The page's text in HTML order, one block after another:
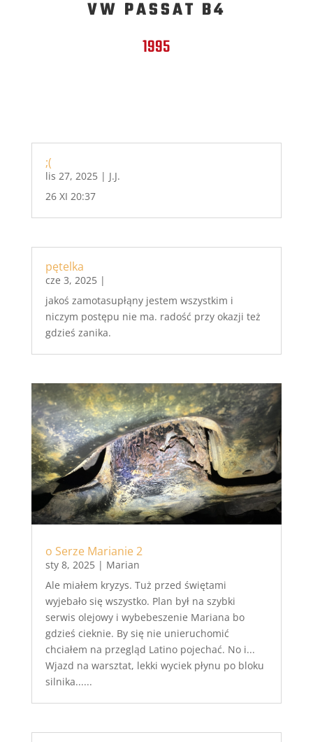
VW PASSAT B4
1995
;(
lis 27, 2025| J.J.
26 XI 20:37
pętelka
cze 3, 2025|
jakoś zamotasupłąny jestem wszystkim i
niczym postępu nie ma. radość przy okazji też
gdzieś zanika.
o Serze Marianie 2
sty 8, 2025| Marian
Ale miałem kryzys. Tuż przed świętami
wyjebało się wszystko. Plan był na szybki
serwis olejowy i wybebeszenie Mariana bo
gdzieś cieknie. By się nie unieruchomić
chciałem na przegląd Latino pojechać. No i...
Wjazd na warsztat, lekki wyciek płynu po bloku
silnika......